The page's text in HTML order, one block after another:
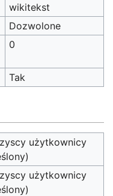
wikitekst
Dozwolone
0
Tak
użytkownicy
użytkownicy